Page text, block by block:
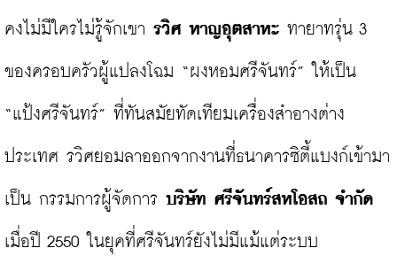
คงไม่มีใครไม่รู้จักเขา รวิศ หาญอุตสาหะ ทายาทรุ่น 3
ของครอบครัวผู้แปลงโฉม “ผงหอมศรีจันทร์” ให้เป็น
“แป้งศรีจันทร์” ที่ทันสมัยทัดเทียมเครื่องสำอางต่าง
ประเทศ รวิศยอมลาออกจากงานที่ธนาคารซิตี้แบงก์เข้ามา
เป็น กรรมการผู้จัดการ บริษัท ศรีจันทร์สหโอสถ จำกัด
เมื่อปี 2550 ในยุคที่ศรีจันทร์ยังไม่มีแม้แต่ระบบ